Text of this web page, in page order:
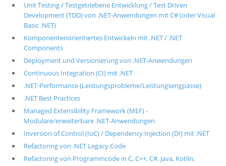
Unit Testing / Testgetriebene Entwicklung / Test Driven
Development (TDD) von .NET-Anwendungen mit C# (oder Visual
Basic .NET)
Komponentenorientiertes Entwickeln mit .NET / .NET
Components
Deployment und Versionierung von .NET-Anwendungen
Continuous Integration (CI) mit .NET
.NET-Performance (Leistungsprobleme/Leistungsengpässe)
.NET Best Practices
Managed Extensibility Framework (MEF) -
Modulare/erweiterbare .NET-Anwendungen
Inversion of Control (IoC) / Dependency Injection (DI) mit .NET
Refactoring von .NET Legacy Code
Refactoring von Programmcode in C, C++, C#, Java, Kotlin,